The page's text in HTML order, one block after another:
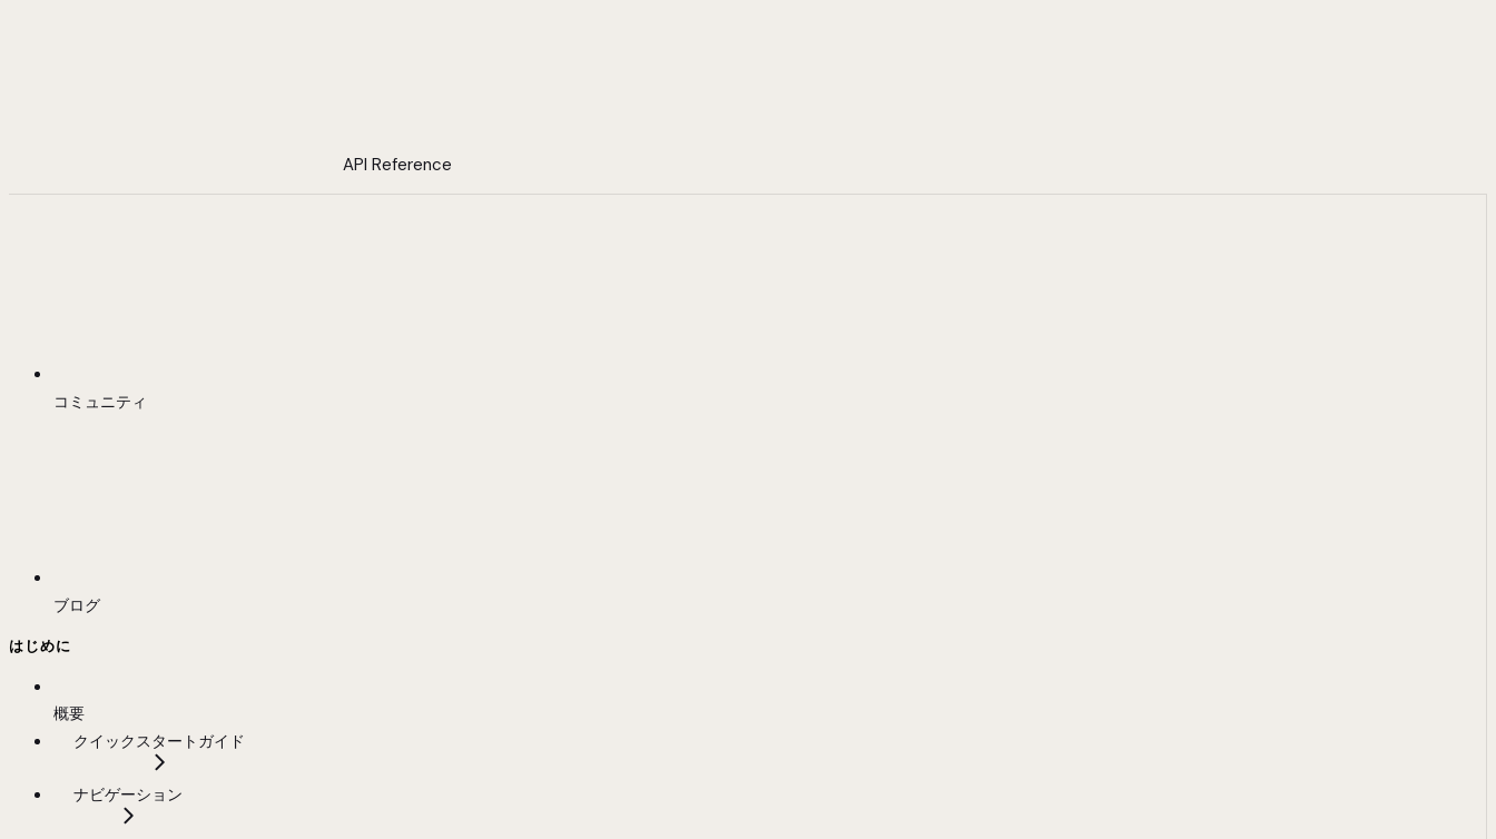
API Reference
コミュニティ
ブログ
はじめに
概要
クイックスタートガイド
ナビゲーション